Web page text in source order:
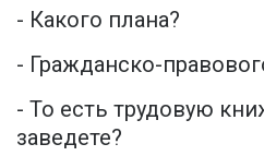
- Какого плана?
- Гражданско-
- То есть трудовую
заведете?